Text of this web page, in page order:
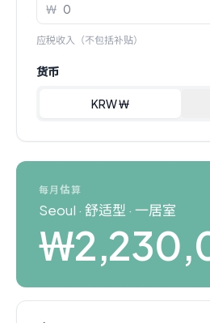
₩
应税收入（不包括补贴）
货币
KRW ₩
每月估算
Seoul · 舒适型 · 一居室